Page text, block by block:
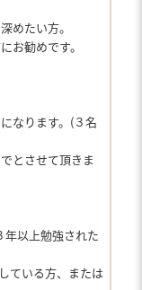
めたい方。
お勧めです。
なります。(３名
とさせて頂きま
年以上勉強された
る方、または